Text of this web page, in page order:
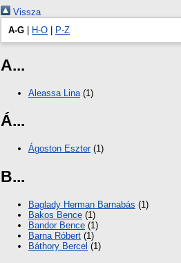
Vissza
A-G
H-O P-Z
A...
Aleassa Lina(1)
Á...
Ágoston Eszter(1)
B...
Baglady Herman Barnabás (1)
Bakos Bence (1)
Bandor Bence (1)
Barna Róbert (1)
Báthory Bercel (1)